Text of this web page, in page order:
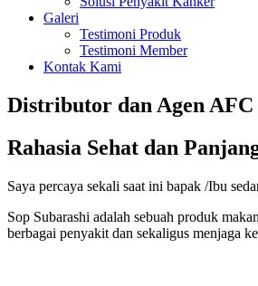
Galeri
Testimoni Produk
Testimoni Member
Kontak Kami
Distributor dan Agen
Rahasia Sehat dan
Saya percaya sekali saat ini bapak /Ibu
Sop Subarashi adalah sebuah produk
berbagai penyakit dan sekaligus menjaga